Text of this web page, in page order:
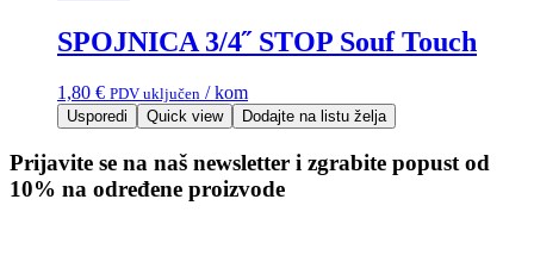
SPOJNICA 3/4˝ STOP Souf Touch
1,80 € PDV uključen / kom
Usporedi Quick view Dodajte na listu želja
Prijavite se na naš newsletter i zgrabite popust od
10% na određene proizvode